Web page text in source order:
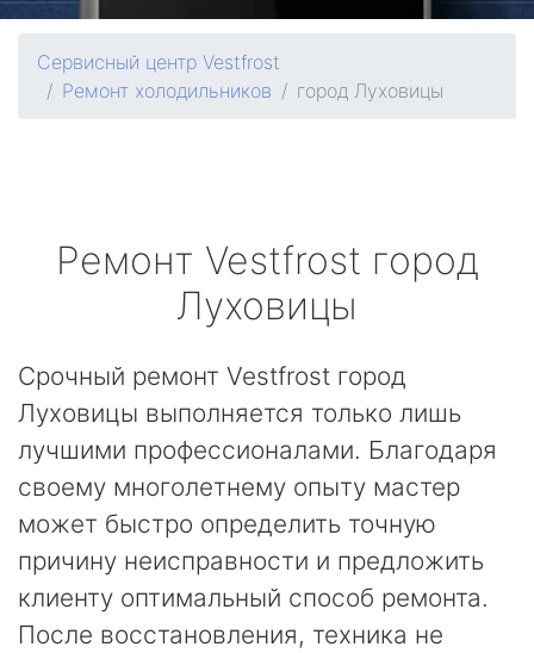
Сервисный центр Vestfrost
Ремонт холодильников
город Луховицы
Ремонт Vestfrost город
Луховицы
Срочный ремонт Vestfrost город
Луховицы выполняется только лишь
лучшими профессионалами. Благодаря
своему многолетнему опыту мастер
может быстро определить точную
причину неисправности и предложить
клиенту оптимальный способ ремонта.
После восстановления, техника не